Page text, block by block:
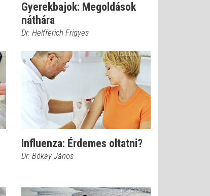
Gyerekbajok: Megoldások
náthára
Dr. Helfferich Frigyes
Influenza: Érdemes oltatni?
Dr. Bókay János